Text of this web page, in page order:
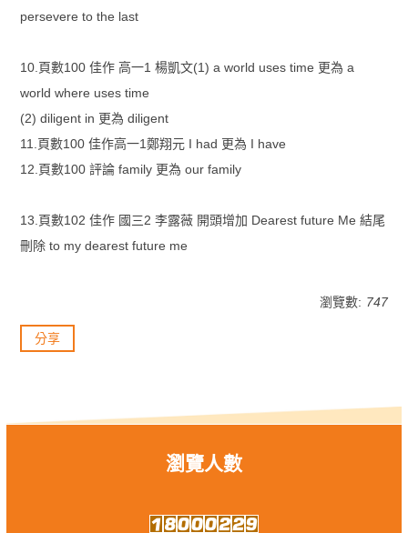
persevere to the last
10.頁數100 佳作 高一1 楊凱文(1) a world uses time 更為 a
world where uses time
(2) diligent in 更為 diligent
11.頁數100 佳作高一1鄭翔元 I had 更為 I have
12.頁數100 評論 family 更為 our family
13.頁數102 佳作 國三2 李露薇 開頭增加 Dearest future Me 結尾
刪除 to my dearest future me
瀏覽數: 747
分享
瀏覽人數